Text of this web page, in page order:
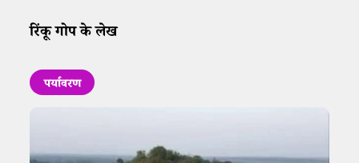
रिंकू गोप के लेख
पर्यावरण